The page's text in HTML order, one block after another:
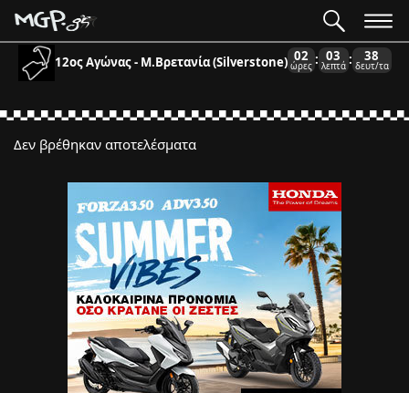
12ος Αγώνας - Μ.Βρετανία (Silverstone) 02
ώρες : 03
λεπτά : 38
δευτ/τα
Δεν βρέθηκαν αποτελέσματα